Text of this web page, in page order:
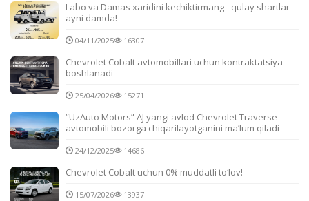
Labo va Damas xaridini kechiktirmang - qulay shartlar
ayni damda!
04/11/2025 16307
Chevrolet Cobalt avtomobillari uchun kontraktatsiya
boshlanadi
25/04/2026 15271
“UzAuto Motors” AJ yangi avlod Chevrolet Traverse
avtomobili bozorga chiqarilayotganini ma’lum qiladi
24/12/2025 14686
Chevrolet Cobalt uchun 0% muddatli to‘lov!
15/07/2026 13937